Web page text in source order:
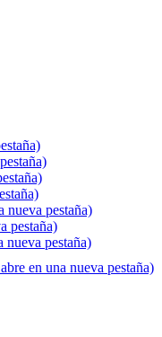
nueva pestaña)
pestaña)
nueva pestaña)
en una nueva pestaña)